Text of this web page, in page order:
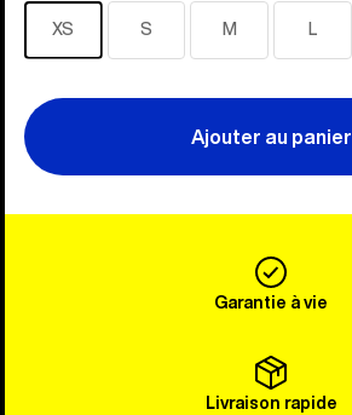
XS S M L
Ajouter au panier
Garantie à vie
Livraison rapide